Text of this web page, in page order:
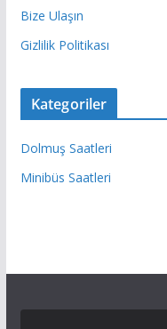
Bize Ulaşın
Gizlilik Politikası
Kategoriler
Dolmuş Saatleri
Minibüs Saatleri